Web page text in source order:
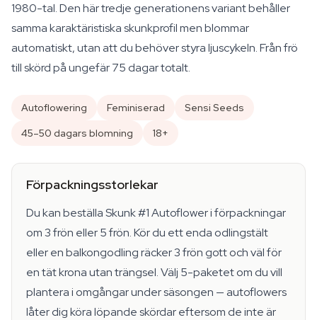
1980-tal. Den här tredje generationens variant behåller
samma karaktäristiska skunkprofil men blommar
automatiskt, utan att du behöver styra ljuscykeln. Från frö
till skörd på ungefär 75 dagar totalt.
Autoflowering Feminiserad
Sensi Seeds
45–50 dagars blomning
18+
Förpackningsstorlekar
Du kan beställa Skunk #1 Autoflower i förpackningar
om 3 frön eller 5 frön. Kör du ett enda odlingstält
eller en balkongodling räcker 3 frön gott och väl för
en tät krona utan trängsel. Välj 5-paketet om du vill
plantera i omgångar under säsongen — autoflowers
låter dig köra löpande skördar eftersom de inte är